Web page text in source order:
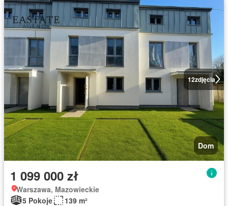
12zdjęcia
Dom
1 099 000 zł
Warszawa, Mazowieckie
5 Pokoje
139 m²